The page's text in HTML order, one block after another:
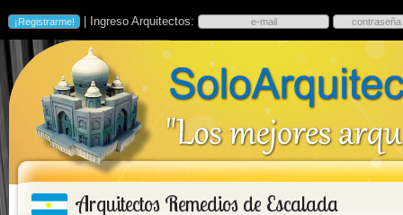
| Ingreso Arquitectos:
Arquitectos Remedios de Escalada